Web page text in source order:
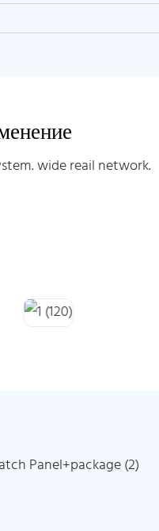
wide reail network.